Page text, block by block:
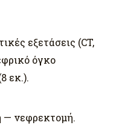
εξετάσεις (CT,
όγκο
εκ.).
— νεφρεκτομή.